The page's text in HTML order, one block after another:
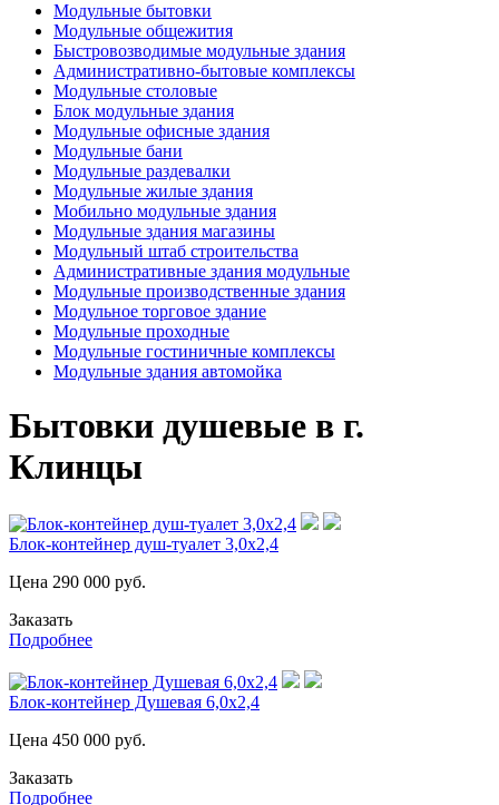
Модульные бытовки
Модульные общежития
Быстровозводимые модульные здания
Административно-бытовые комплексы
Модульные столовые
Блок модульные здания
Модульные офисные здания
Модульные бани
Модульные раздевалки
Модульные жилые здания
Мобильно модульные здания
Модульные здания магазины
Модульный штаб строительства
Административные здания модульные
Модульные производственные здания
Модульное торговое здание
Модульные проходные
Модульные гостиничные комплексы
Модульные здания автомойка
Бытовки душевые в г.
Клинцы
Блок-контейнер душ-туалет 3,0х2,4
Цена 290 000 руб.
Заказать
Подробнее
Блок-контейнер Душевая 6,0х2,4
Цена 450 000 руб.
Заказать
Подробнее